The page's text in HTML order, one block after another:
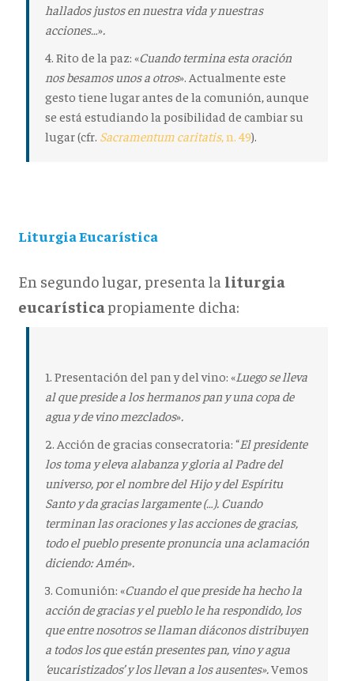
hallados justos en nuestra vida y nuestras
acciones… ».
4. Rito de la paz: «Cuando termina esta oración
nos besamos unos a otros». Actualmente este
gesto tiene lugar antes de la comunión, aunque
se está estudiando la posibilidad de cambiar su
lugar (cfr. Sacramentum caritatis, n. 49).
Liturgia Eucarística
En segundo lugar, presenta la liturgia
eucarística propiamente dicha:
1. Presentación del pan y del vino: «Luego se lleva
al que preside a los hermanos pan y una copa de
agua y de vino mezclados».
2. Acción de gracias consecratoria: “El presidente
los toma y eleva alabanza y gloria al Padre del
universo, por el nombre del Hijo y del Espíritu
Santo y da gracias largamente (…). Cuando
terminan las oraciones y las acciones de gracias,
todo el pueblo presente pronuncia una aclamación
diciendo: Amén».
3. Comunión: «Cuando el que preside ha hecho la
acción de gracias y el pueblo le ha respondido, los
que entre nosotros se llaman diáconos distribuyen
a todos los que están presentes pan, vino y agua
‘eucaristizados’ y los llevan a los ausentes». Vemos